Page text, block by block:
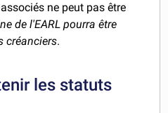
ne peut pas être
de l'EARL pourra être
créanciers.
les statuts